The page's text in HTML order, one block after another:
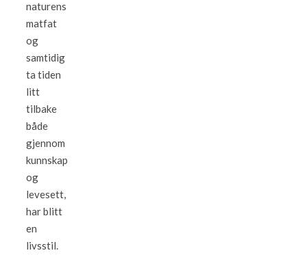
naturens
matfat
og
samtidig
ta tiden
litt
tilbake
både
gjennom
kunnskap
og
levesett,
har blitt
en
livsstil.